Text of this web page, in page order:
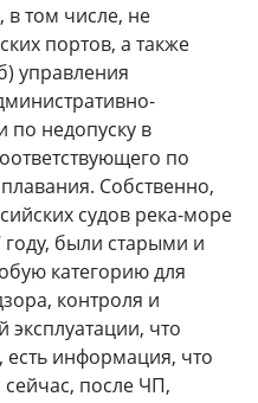
в том числе, не
портов, а также
управления
недопуску в
по
Собственно,
судов река-море
году, были старыми и
категорию для
контроля и
эксплуатации, что
информация, что
после ЧП,